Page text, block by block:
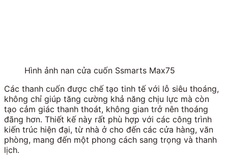
Hình ảnh nan cửa cuốn Ssmarts Max75
Các thanh cuốn được chế tạo tinh tế với lỗ siêu thoáng,
không chỉ giúp tăng cường khả năng chịu lực mà còn
tạo cảm giác thanh thoát, không gian trở nên thoáng
đãng hơn. Thiết kế này rất phù hợp với các công trình
kiến trúc hiện đại, từ nhà ở cho đến các cửa hàng, văn
phòng, mang đến một phong cách sang trọng và thanh
lịch.